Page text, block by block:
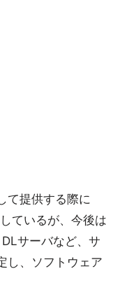
て提供する際に
ているが、今後は
サーバなど、サ
し、ソフトウェア